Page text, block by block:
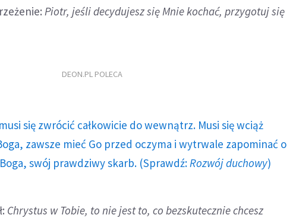
Piotr, jeśli decydujesz się Mnie kochać, przygotuj się
DEON.PL POLECA
się zwrócić całkowicie do wewnątrz. Musi się wciąż
zawsze mieć Go przed oczyma i wytrwale zapominać o
swój prawdziwy skarb. (Sprawdź: Rozwój duchowy)
Chrystus w Tobie, to nie jest to, co bezskutecznie chcesz